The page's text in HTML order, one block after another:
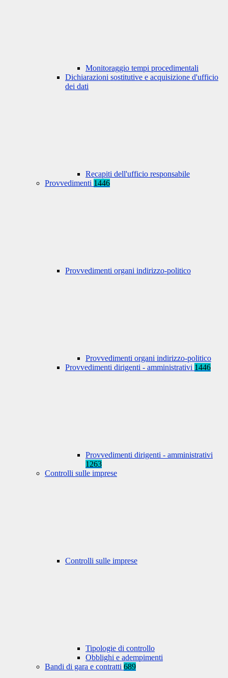
Monitoraggio tempi procedimentali
Dichiarazioni sostitutive e acquisizione d'ufficio
dei dati
Recapiti dell'ufficio responsabile
Provvedimenti 1446
Provvedimenti organi indirizzo-politico
Provvedimenti organi indirizzo-politico
Provvedimenti dirigenti - amministrativi 1446
Provvedimenti dirigenti - amministrativi
1263
Controlli sulle imprese
Controlli sulle imprese
Tipologie di controllo
Obblighi e adempimenti
Bandi di gara e contratti 689